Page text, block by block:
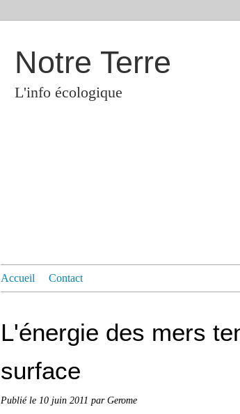
Notre Terre
L'info écologique
Accueil Contact
L'énergie des mers
surface
Publié le 10 juin 2011 par Gerome